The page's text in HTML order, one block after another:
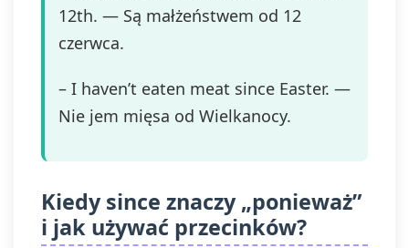
12th. — Są małżeństwem od 12
czerwca.
– I haven’t eaten meat since Easter. —
Nie jem mięsa od Wielkanocy.
Kiedy since znaczy „ponieważ”
i jak używać przecinków?